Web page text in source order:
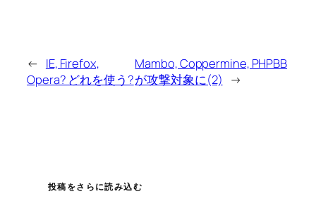
← IE, Firefox,
Opera? どれを使う?
Mambo, Coppermine, PHPBB
が攻撃対象に(2)
→
投稿をさらに読み込む